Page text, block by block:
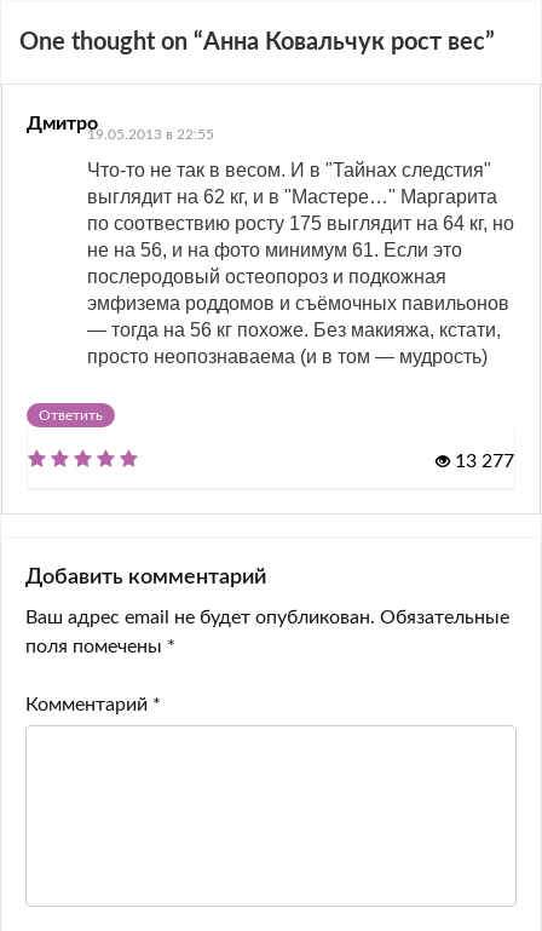
One thought on “Анна Ковальчук рост вес”
Дмитро
19.05.2013 в 22:55
Что-то не так в весом. И в "Тайнах следстия"
выглядит на 62 кг, и в "Мастере…" Маргарита
по соотвествию росту 175 выглядит на 64 кг, но
не на 56, и на фото минимум 61. Если это
послеродовый остеопороз и подкожная
эмфизема роддомов и съёмочных павильонов
— тогда на 56 кг похоже. Без макияжа, кстати,
просто неопознаваема (и в том — мудрость)
Ответить
13 277
Добавить комментарий
Ваш адрес email не будет опубликован. Обязательные
поля помечены *
Комментарий *